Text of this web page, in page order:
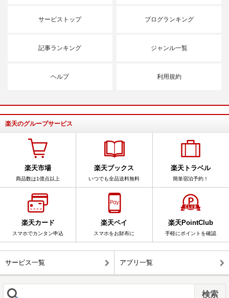
サービストップ ブログランキング
記事ランキング ジャンル一覧
ヘルプ 利用規約
楽天のグループサービス
楽天市場
商品数は1億点以上
楽天ブックス
いつでも全品送料無料
楽天トラベル
簡単宿泊予約！
楽天カード
スマホでカンタン申込
楽天ペイ
スマホをお財布に
楽天PointClub
手軽にポイントを確認
サービス一覧 アプリ一覧